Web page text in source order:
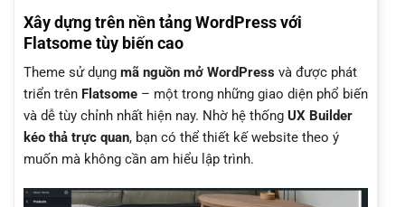
Xây dựng trên nền tảng WordPress với
Flatsome tùy biến cao
Theme sử dụng mã nguồn mở WordPress và được phát
triển trên Flatsome – một trong những giao diện phổ biến
và dễ tùy chỉnh nhất hiện nay. Nhờ hệ thống UX Builder
kéo thả trực quan, bạn có thể thiết kế website theo ý
muốn mà không cần am hiểu lập trình.